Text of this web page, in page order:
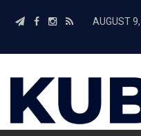
AUGUST